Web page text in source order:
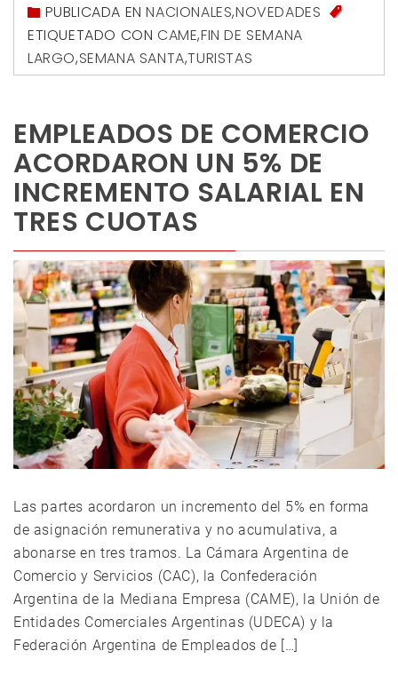
PUBLICADA ENNACIONALES,NOVEDADES
ETIQUETADO CON CAME,FIN DE SEMANA
LARGO,SEMANA SANTA,TURISTAS
EMPLEADOS DE COMERCIO
ACORDARON UN 5% DE
INCREMENTO SALARIAL EN
TRES CUOTAS
Las partes acordaron un incremento del 5% en forma
de asignación remunerativa y no acumulativa, a
abonarse en tres tramos. La Cámara Argentina de
Comercio y Servicios (CAC), la Confederación
Argentina de la Mediana Empresa (CAME), la Unión de
Entidades Comerciales Argentinas (UDECA) y la
Federación Argentina de Empleados de […]